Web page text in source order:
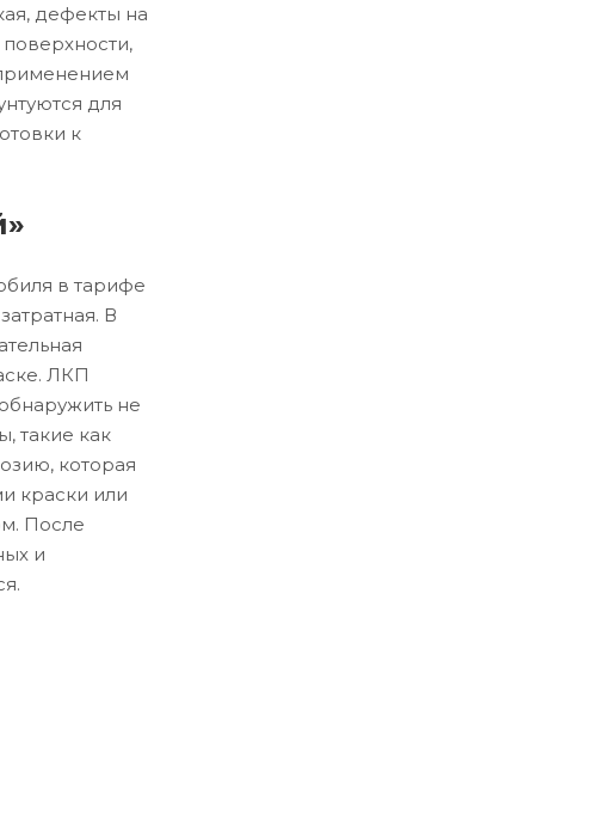
дефекты на
для
к
в тарифе
В
ЛКП
не
такие как
которая
краски или
После
и